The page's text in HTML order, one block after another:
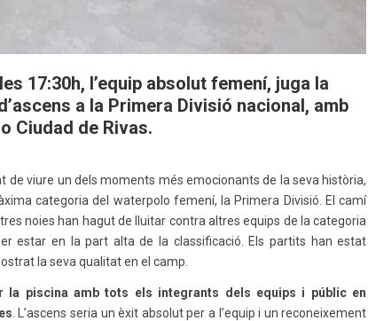
17:30h, l’equip absolut femení, juga la
a la Primera Divisió nacional, amb
Ciudad de Rivas.
de viure un dels moments més emocionants de la seva història,
categoria del waterpolo femení, la Primera Divisió. El camí
noies han hagut de lluitar contra altres equips de la categoria
estar en la part alta de la classificació. Els partits han estat
la seva qualitat en el camp.
la piscina amb tots els integrants dels equips i públic en
. L’ascens seria un èxit absolut per a l’equip i un reconeixement